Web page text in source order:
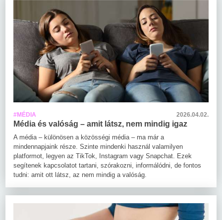
#MÉDIA 2026.04.02.
Média és valóság – amit látsz, nem mindig igaz
A média – különösen a közösségi média – ma már a
mindennapjaink része. Szinte mindenki használ valamilyen
platformot, legyen az TikTok, Instagram vagy Snapchat. Ezek
segítenek kapcsolatot tartani, szórakozni, informálódni, de fontos
tudni: amit ott látsz, az nem mindig a valóság.